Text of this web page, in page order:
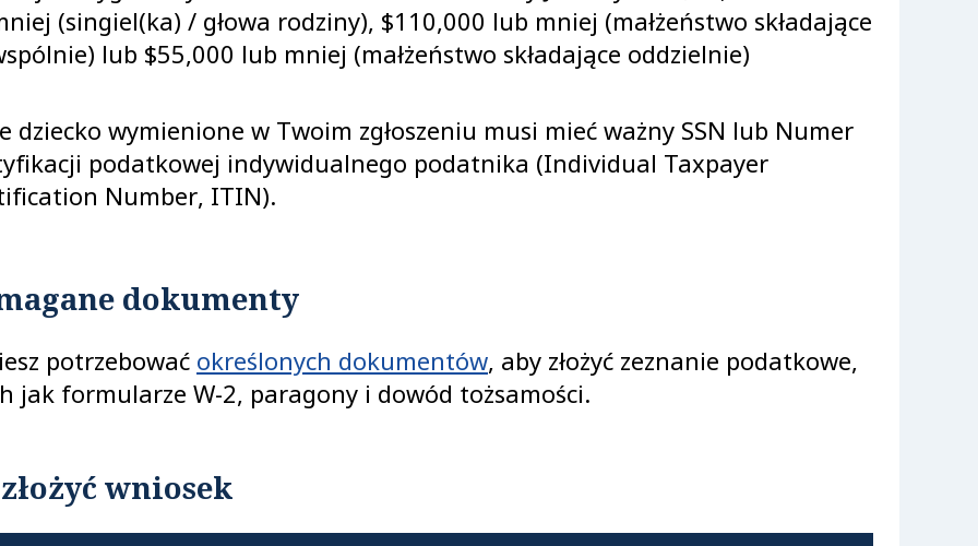
(singiel(ka) / głowa rodziny), $110,000 lub mniej (małżeństwo składające
lub $55,000 lub mniej (małżeństwo składające oddzielnie)
dziecko wymienione w Twoim zgłoszeniu musi mieć ważny SSN lub Numer
podatkowej indywidualnego podatnika (Individual Taxpayer
Number, ITIN).
dokumenty
potrzebować określonych dokumentów, aby złożyć zeznanie podatkowe,
jak formularze W-2, paragony i dowód tożsamości.
wniosek